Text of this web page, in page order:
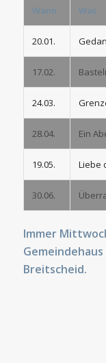
Wann Was
20.01.
17.02.
24.03.
28.04. Ein
19.05. Liebe
30.06.
Immer
Breitscheid.